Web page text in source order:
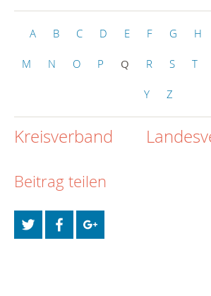
A B C D E F G H
M N O P Q R S T
Y Z
Kreisverband
Beitrag teilen